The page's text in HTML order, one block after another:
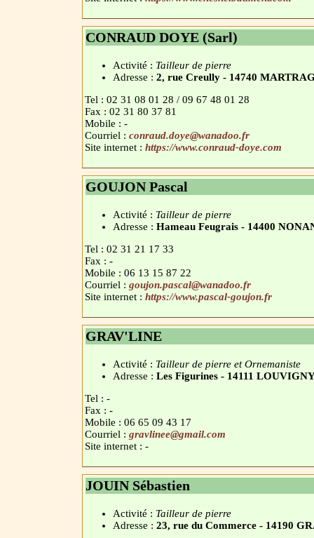
CONRAUD DOYE (Sarl)
Activité : Tailleur de pierre
Adresse : 2, rue Creully - 14740
Tel : 02 31 08 01 28 / 09 67 48 01 28
Fax : 02 31 80 37 81
Mobile : -
Courriel : conraud.doye@wanadoo.fr
Site internet : https://www.conraud-doye.com
GOUJON Pascal
Activité : Tailleur de pierre
Adresse : Hameau Feugrais - 14400
Tel : 02 31 21 17 33
Fax : -
Mobile : 06 13 15 87 22
Courriel : goujon.pascal@wanadoo.fr
Site internet : https://www.pascal-goujon.fr
GRAV'LINE
Activité : Tailleur de pierre et Ornemaniste
Adresse : Les Figurines - 14111
Tel : -
Fax : -
Mobile : 06 65 09 43 17
Courriel : gravlinee@gmail.com
Site internet : -
JOUIN Sébastien
Activité : Tailleur de pierre
Adresse : 23, rue du Commerce - 14190